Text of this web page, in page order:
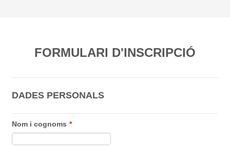
FORMULARI D'INSCRIPCIÓ
DADES PERSONALS
Nom i cognoms *